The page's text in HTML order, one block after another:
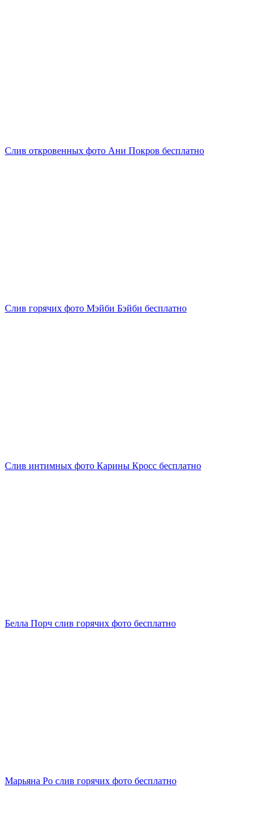
Слив откровенных фото Ани Покров бесплатно
Слив горячих фото Мэйби Бэйби бесплатно
Слив интимных фото Карины Кросс бесплатно
Белла Порч слив горячих фото бесплатно
Марьяна Ро слив горячих фото бесплатно